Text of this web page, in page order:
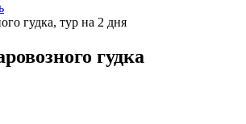
гудка, тур на 2 дня
гудка